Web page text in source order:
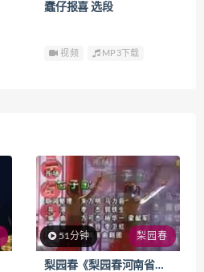
蠢仔报喜 选段
视频 MP3下载
51分钟 梨园春
梨园春《梨园春河南省曲剧团专场》